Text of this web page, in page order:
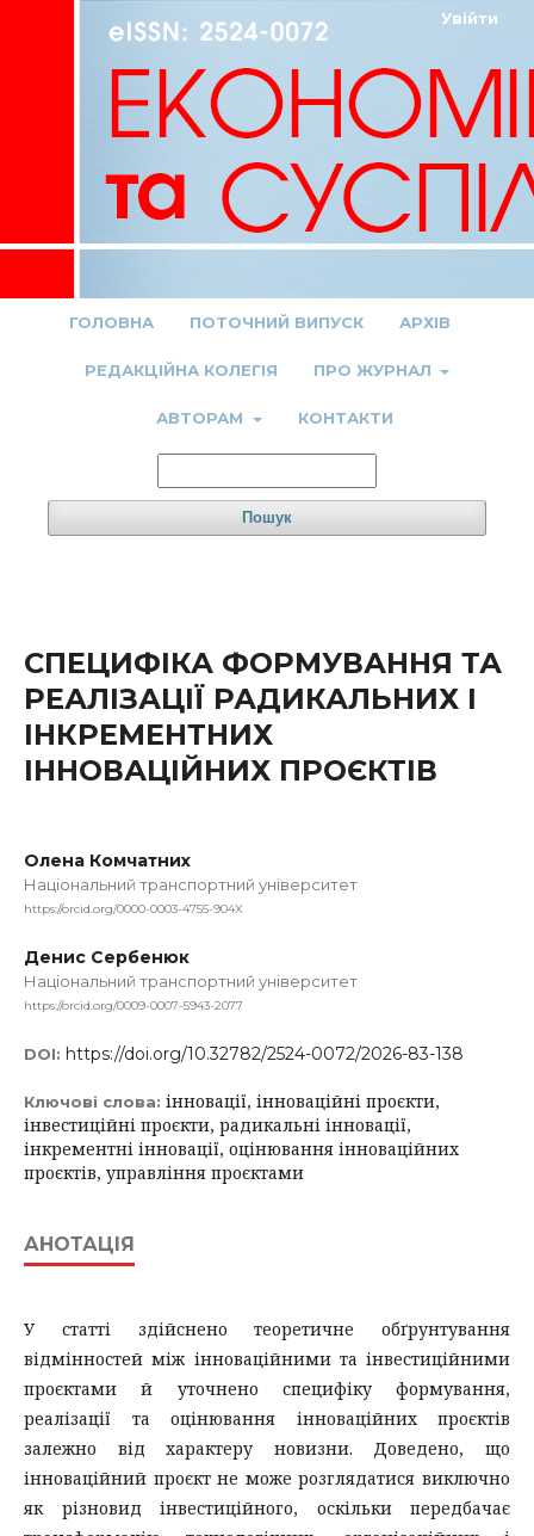
ГОЛОВНА ПОТОЧНИЙ ВИПУСК АРХІВ
РЕДАКЦІЙНА КОЛЕГІЯ ПРО ЖУРНАЛ
АВТОРАМ КОНТАКТИ
Пошук
Увійти
СПЕЦИФІКА ФОРМУВАННЯ ТА
РЕАЛІЗАЦІЇ РАДИКАЛЬНИХ І
ІНКРЕМЕНТНИХ
ІННОВАЦІЙНИХ ПРОЄКТІВ
Олена Комчатних
Національний транспортний університет
https://orcid.org/0000-0003-4755-904X
Денис Сербенюк
Національний транспортний університет
https://orcid.org/0009-0007-5943-2077
DOI: https://doi.org/10.32782/2524-0072/2026-83-138
Ключові слова: інновації, інноваційні проєкти,
інвестиційні проєкти, радикальні інновації,
інкрементні інновації, оцінювання інноваційних
проєктів, управління проєктами
АНОТАЦІЯ
У статті здійснено теоретичне обґрунтування
відмінностей між інноваційними та інвестиційними
проєктами й уточнено специфіку формування,
реалізації та оцінювання інноваційних проєктів
залежно від характеру новизни. Доведено, що
інноваційний проєкт не може розглядатися виключно
як різновид інвестиційного, оскільки передбачає